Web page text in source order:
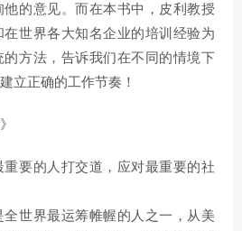
的意见。而在本书中，皮利教授
在世界各大知名企业的培训经验为
方法，告诉我们在不同的情境下
立正确的工作节奏！
要的人打交道，应对最重要的社
世界最运筹帷幄的人之一，从美